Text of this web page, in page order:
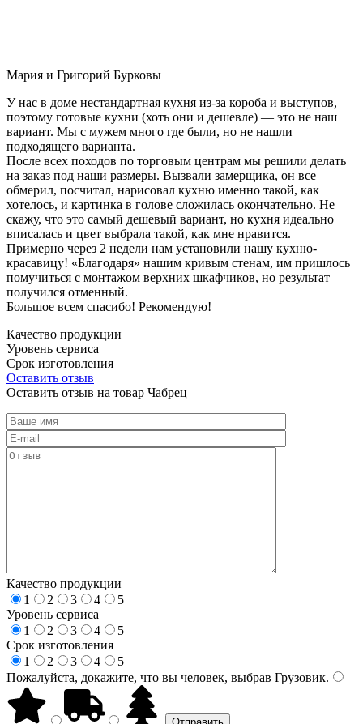
Мария и Григорий Бурковы
У нас в доме нестандартная кухня из-за короба и выступов,
поэтому готовые кухни (хоть они и дешевле) — это не наш
вариант. Мы с мужем много где были, но не нашли
подходящего варианта.
После всех походов по торговым центрам мы решили делать
на заказ под наши размеры. Вызвали замерщика, он все
обмерил, посчитал, нарисовал кухню именно такой, как
хотелось, и картинка в голове сложилась окончательно. Не
скажу, что это самый дешевый вариант, но кухня идеально
вписалась и цвет выбрала такой, как мне нравится.
Примерно через 2 недели нам установили нашу кухню-
красавицу! «Благодаря» нашим кривым стенам, им пришлось
помучиться с монтажом верхних шкафчиков, но результат
получился отменный.
Большое всем спасибо! Рекомендую!
Качество продукции
Уровень сервиса
Срок изготовления
Оставить отзыв
Оставить отзыв на товар Чабрец
Качество продукции
1
2 3 4
5
Уровень сервиса
1
2 3 4
5
Срок изготовления
1
2 3 4
5
Пожалуйста, докажите, что вы человек, выбрав Грузовик.